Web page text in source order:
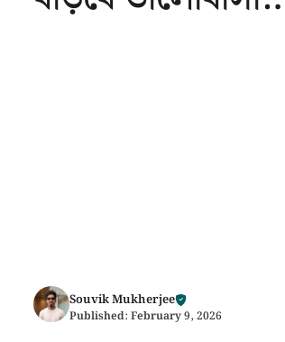
Souvik Mukherjee
Published: February 9, 2026